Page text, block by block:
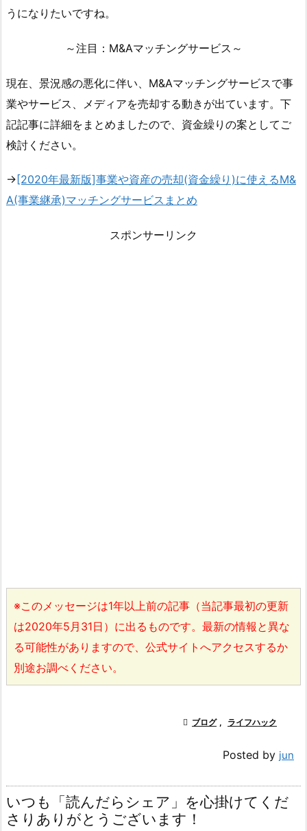
うになりたいですね。
～注目：M&Aマッチングサービス～
現在、景況感の悪化に伴い、M&Aマッチングサービスで事
業やサービス、メディアを売却する動きが出ています。下
記記事に詳細をまとめましたので、資金繰りの案としてご
検討ください。
→ [2020年最新版]事業や資産の売却(資金繰り)に使えるM&
A(事業継承)マッチングサービスまとめ
スポンサーリンク
※このメッセージは1年以上前の記事（当記事最初の更新
は2020年5月31日）に出るものです。最新の情報と異な
る可能性がありますので、公式サイトへアクセスするか
別途お調べください。
 ブログ , ライフハック
Posted by jun
いつも「読んだらシェア」を心掛けてくだ
さりありがとうございます！